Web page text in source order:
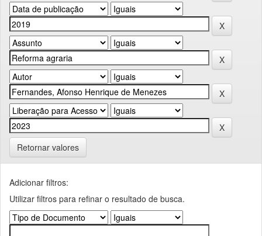
Retornar valores
Adicionar filtros:
Utilizar filtros para refinar o resultado de busca.